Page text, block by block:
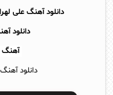
دانلود آهنگ علی
دانلود
آهنگ
دانلود